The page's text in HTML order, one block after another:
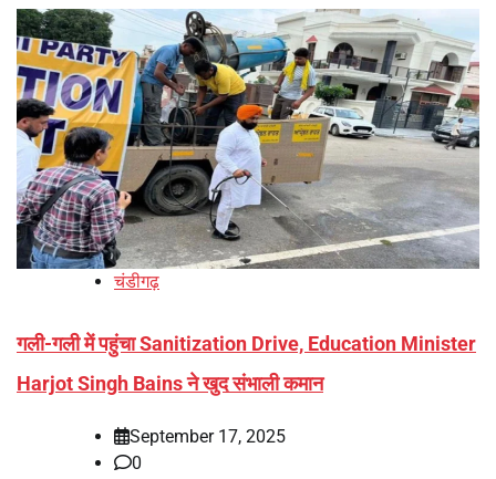
चंडीगढ़
गली-गली में पहुंचा Sanitization Drive, Education Minister
Harjot Singh Bains ने खुद संभाली कमान
September 17, 2025
0